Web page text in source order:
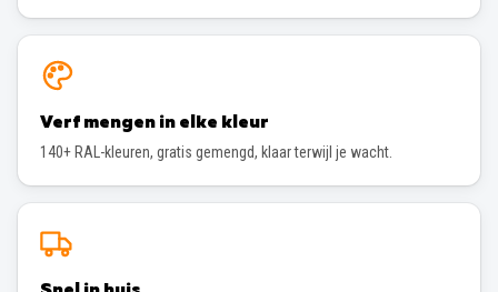
Verf mengen in elke kleur
140+ RAL-kleuren, gratis gemengd, klaar terwijl je wacht.